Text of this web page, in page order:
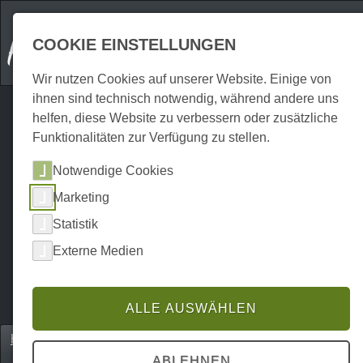
Home Veranstaltungen
Kultur | Brauchtum
COOKIE EINSTELLUNGEN
Wir nutzen Cookies auf unserer Website. Einige von
ihnen sind technisch notwendig, während andere uns
helfen, diese Website zu verbessern oder zusätzliche
Funktionalitäten zur Verfügung zu stellen.
Notwendige Cookies
Marketing
Statistik
Externe Medien
ALLE AUSWÄHLEN